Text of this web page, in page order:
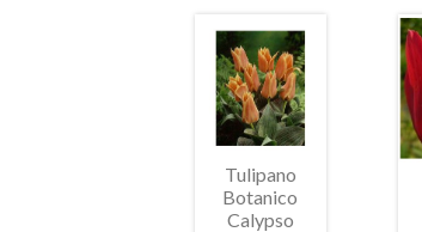
Tulipano
Botanico
Calypso